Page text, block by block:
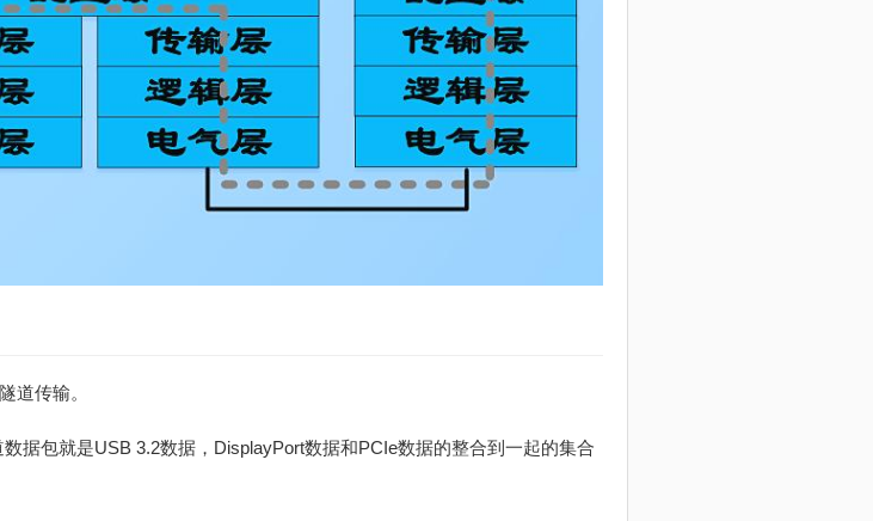
道传输。
据包就是USB 3.2数据，DisplayPort数据和PCIe数据的整合到一起的集合